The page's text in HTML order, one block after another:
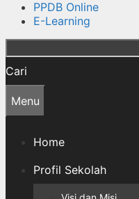
PPDB Online
E-Learning
Cari
Menu
Home
Profil Sekolah